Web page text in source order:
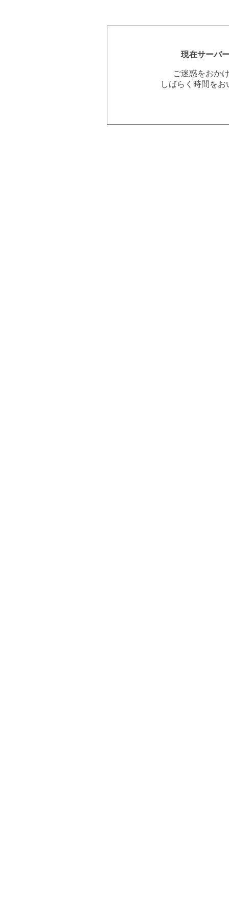
現在サーバ
ご迷惑をおか
しばらく時間を